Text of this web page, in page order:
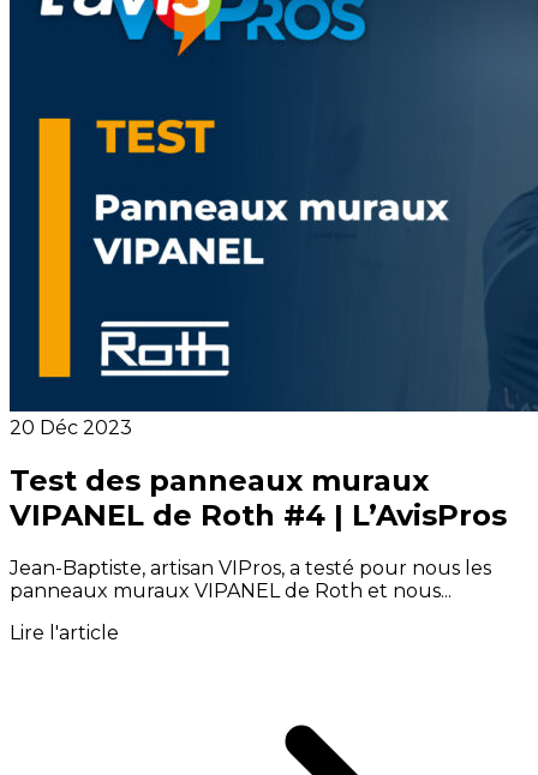
20 Déc 2023
Test des panneaux muraux
VIPANEL de Roth #4 | L’AvisPros
Jean-Baptiste, artisan VIPros, a testé pour nous les
panneaux muraux VIPANEL de Roth et nous...
Lire l'article